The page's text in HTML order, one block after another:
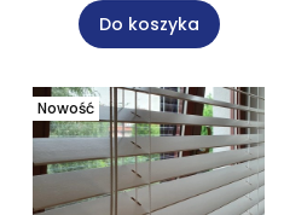
Do koszyka
Nowość